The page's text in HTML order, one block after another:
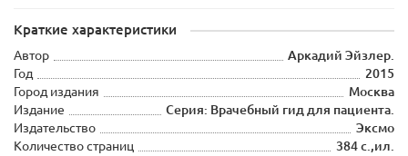
Краткие характеристики
Автор
Аркадий Эйзлер.
Год
2015
Город издания
Москва
Издание
Серия: Врачебный гид для пациента.
Издательство
Эксмо
Количество страниц
384 с.,ил.